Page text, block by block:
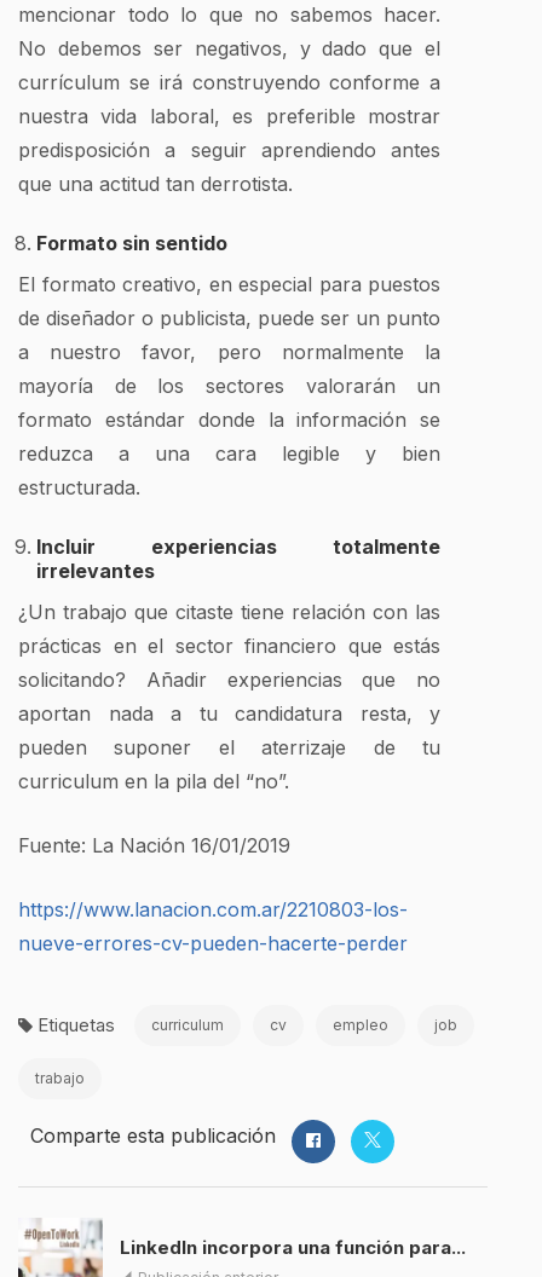
mencionar todo lo que no sabemos hacer.
No debemos ser negativos, y dado que el
currículum se irá construyendo conforme a
nuestra vida laboral, es preferible mostrar
predisposición a seguir aprendiendo antes
que una actitud tan derrotista.
Formato sin sentido
El formato creativo, en especial para puestos
de diseñador o publicista, puede ser un punto
a nuestro favor, pero normalmente la
mayoría de los sectores valorarán un
formato estándar donde la información se
reduzca a una cara legible y bien
estructurada.
Incluir experiencias totalmente
irrelevantes
¿Un trabajo que citaste tiene relación con las
prácticas en el sector financiero que estás
solicitando? Añadir experiencias que no
aportan nada a tu candidatura resta, y
pueden suponer el aterrizaje de tu
curriculum en la pila del “no”.
Fuente: La Nación 16/01/2019
https://www.lanacion.com.ar/2210803-los-
nueve-errores-cv-pueden-hacerte-perder
Etiquetas curriculum cv empleo job
trabajo
Comparte esta publicación
LinkedIn incorpora una función para...